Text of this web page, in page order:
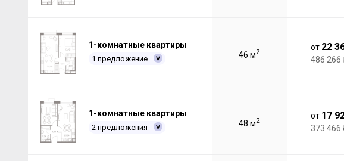
1-комнатные квартиры
1 предложение 46 м2
от 22
486
1-комнатные квартиры
2 предложения 48 м2
от 17
373